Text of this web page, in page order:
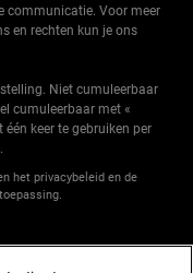
communicatie. Voor meer
en rechten kun je ons
Niet cumuleerbaar
cumuleerbaar met «
keer te gebruiken per
het privacybeleid en de